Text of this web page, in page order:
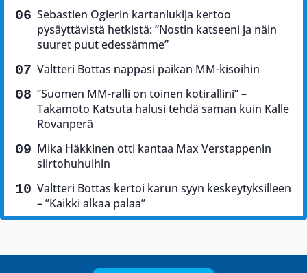
Sebastien Ogierin kartanlukija kertoo
pysäyttävistä hetkistä: ”Nostin katseeni ja näin
suuret puut edessämme”
Valtteri Bottas nappasi paikan MM-kisoihin
”Suomen MM-ralli on toinen kotirallini” –
Takamoto Katsuta halusi tehdä saman kuin Kalle
Rovanperä
Mika Häkkinen otti kantaa Max Verstappenin
siirtohuhuihin
Valtteri Bottas kertoi karun syyn keskeytyksilleen
– ”Kaikki alkaa palaa”